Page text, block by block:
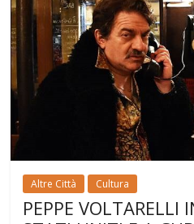
Altre Città Cultura
PEPPE VOLTARELLI